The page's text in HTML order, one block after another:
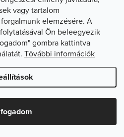
vagy tartalom
elemzésére. A
Ön beleegyezik
gombra kattintva
Tövábbi információk
készítette
. Minden jog fenntartva.Süti
szerkesztése